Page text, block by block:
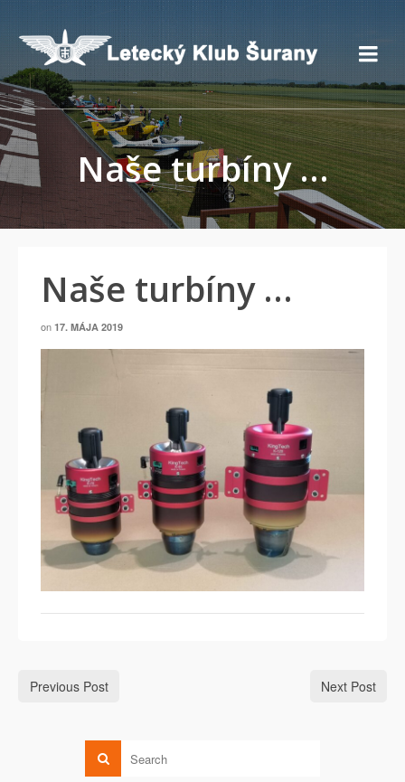
Naše turbíny …
Naše turbíny …
on 17. MÁJA 2019
Previous Post Next Post